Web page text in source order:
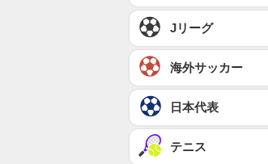
Jリーグ
海外サッカー
日本代表
テニス